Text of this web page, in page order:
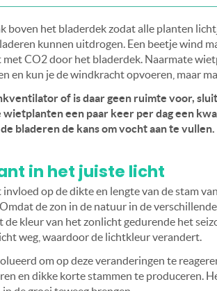
boven het bladerdek zodat alle planten
kunnen uitdrogen. Een beetje wind
CO2 door het bladerdek. Naarmate
en kun je de windkracht opvoeren, maar
of is daar geen ruimte voor,
wietplanten een paar keer per dag een
bladeren de kans om vocht aan te
in het juiste licht
op de dikte en lengte van de stam
de zon in de natuur in de
de kleur van het zonlicht gedurende het
weg, waardoor de lichtkleur verandert.
om op deze veranderingen te
en dikke korte stammen te produceren.